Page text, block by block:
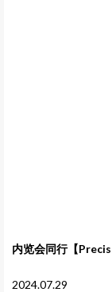
内览会同行【Precis
2024.07.29